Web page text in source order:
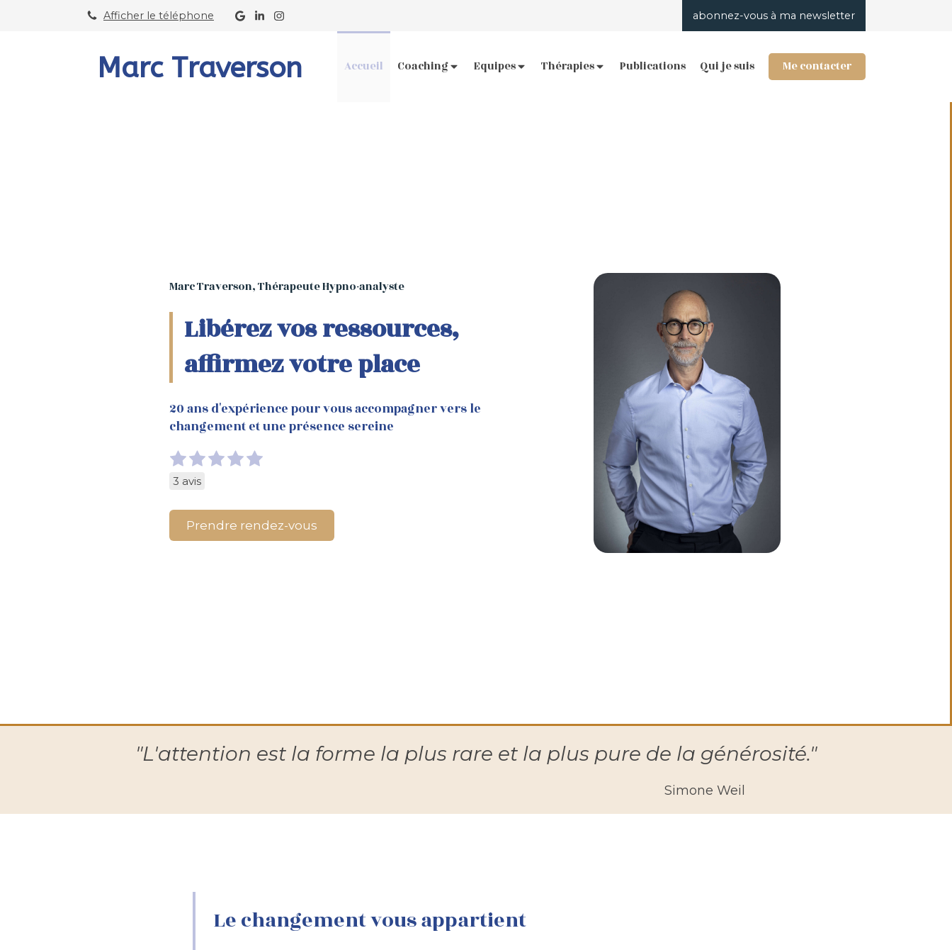
Afficher le téléphone abonnez-vous à ma newsletter
Accueil Coaching Equipes Thérapies Publications Qui je suis Me contacter
Marc Traverson
Marc Traverson, Thérapeute Hypno-analyste
Libérez vos ressources,
affirmez votre place
20 ans d'expérience pour vous accompagner vers le
changement et une présence sereine
3 avis
Prendre rendez-vous
"L'attention est la forme la plus rare et la plus pure de la générosité."
Simone Weil
Le changement vous appartient